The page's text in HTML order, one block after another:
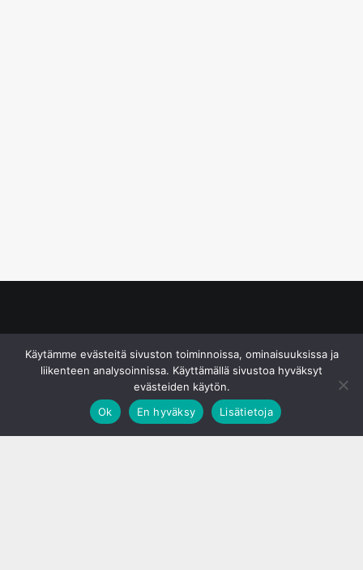
Käytämme evästeitä sivuston toiminnoissa, ominaisuuksissa ja
liikenteen analysoinnissa. Käyttämällä sivustoa hyväksyt
evästeiden käytön.
Ok
En hyväksy Lisätietoja